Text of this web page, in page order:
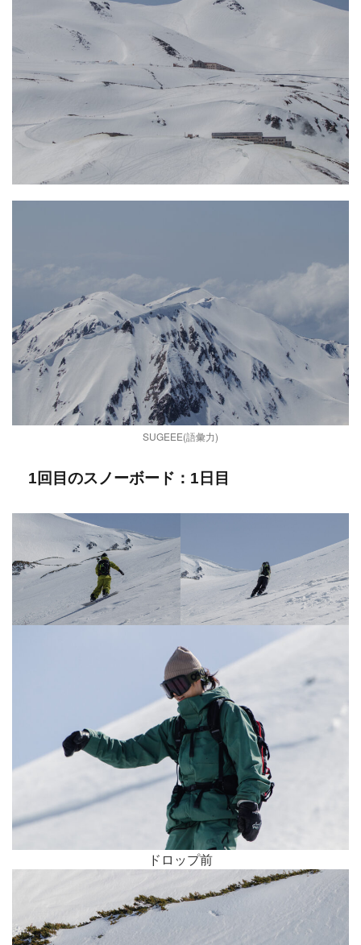
SUGEEE(語彙力)
1回目のスノーボード：1日目
ドロップ前